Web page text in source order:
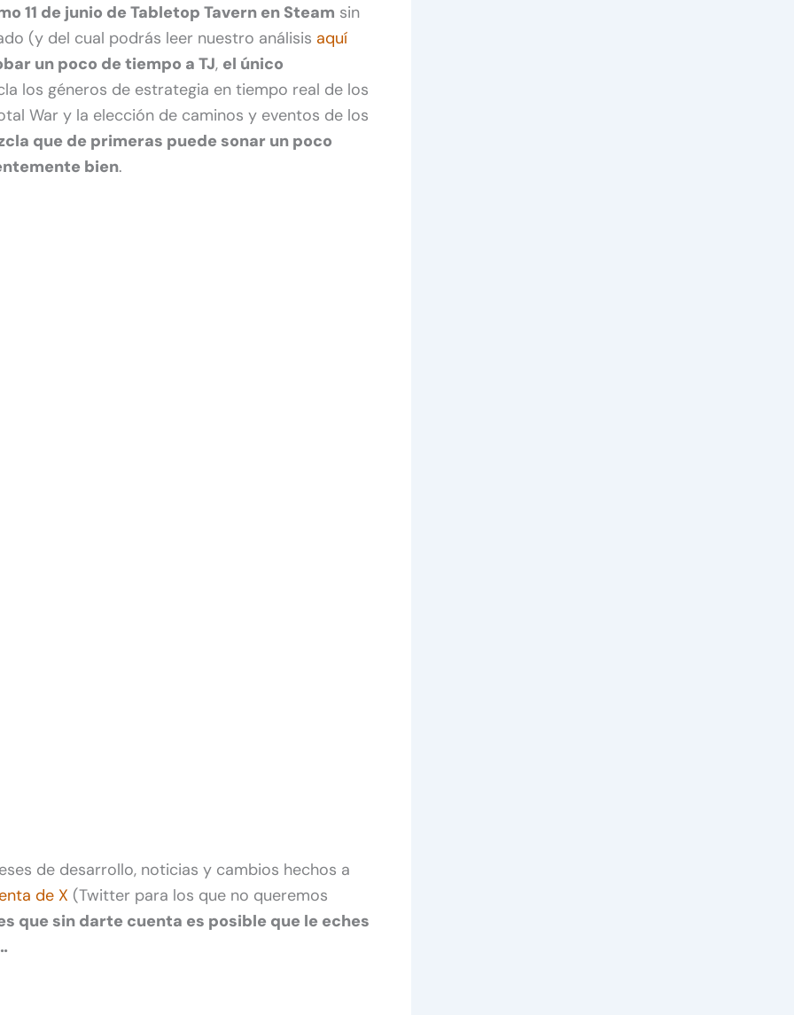
11 de junio de Tabletop Tavern en Steam sin
(y del cual podrás leer nuestro análisis aquí
un poco de tiempo a TJ, el único
los géneros de estrategia en tiempo real de los
War y la elección de caminos y eventos de los
que de primeras puede sonar un poco
bien.
de desarrollo, noticias y cambios hechos a
de X (Twitter para los que no queremos
que sin darte cuenta es posible que le eches